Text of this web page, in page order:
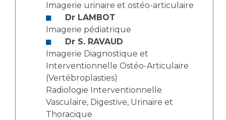
Imagerie urinaire et ostéo-articulaire
Dr LAMBOT
Imagerie pédiatrique
Dr S. RAVAUD
Imagerie Diagnostique et
Interventionnelle Ostéo-Articulaire
(Vertébroplasties)
Radiologie Interventionnelle
Vasculaire, Digestive, Urinaire et
Thoracique